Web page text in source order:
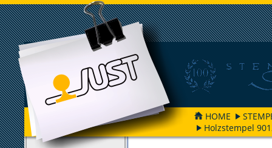
HOME
Holzstempel